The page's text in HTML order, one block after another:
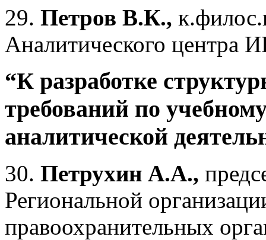
29. Петров В.К.,
Аналитического центра
“К разработке
требований по
аналитической
30. Петрухин А.А.,
Региональной
правоохранительных